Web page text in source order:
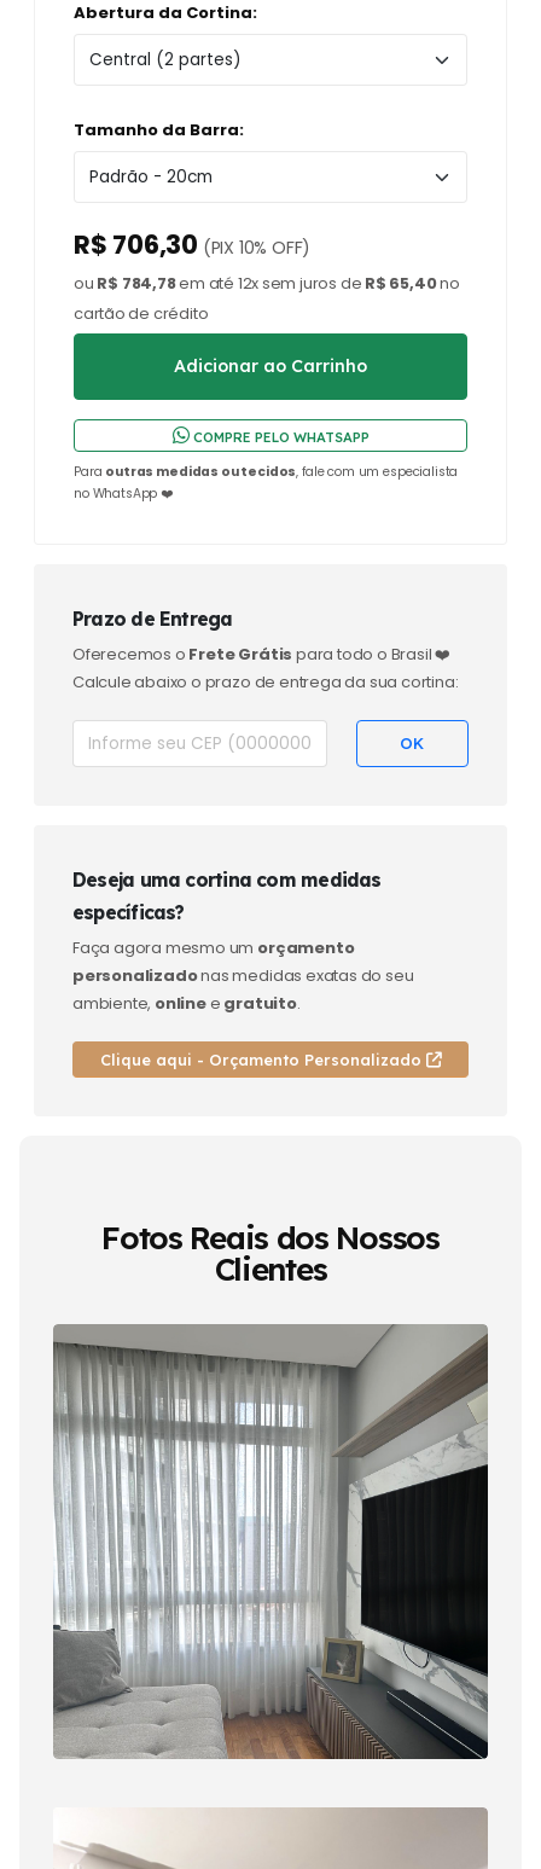
Abertura da Cortina:
Tamanho da Barra:
R$ 706,30 (PIX 10% OFF)
ou R$ 784,78em até 12x sem juros de R$ 65,40no
cartão de crédito
COMPRE PELO WHATSAPP
Para outras medidas ou tecidos, fale com um especialista
no WhatsApp ❤️
Prazo de Entrega
Oferecemos o Frete Grátis para todo o Brasil ❤️
Calcule abaixo o prazo de entrega da sua cortina:
Deseja uma cortina com medidas
específicas?
Faça agora mesmo um orçamento
personalizadonas medidas exatas do seu
ambiente, onlinee gratuito.
Clique aqui - Orçamento Personalizado
Fotos Reais dos Nossos
Clientes